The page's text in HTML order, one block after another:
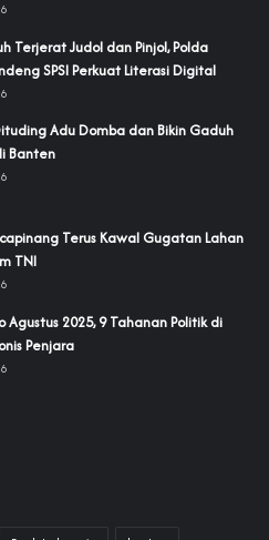
Terjerat Judol dan Pinjol, Polda
SPSI Perkuat Literasi Digital
Adu Domba dan Bikin Gaduh
Banten
Terus Kawal Gugatan Lahan
TNI‎‎
Agustus 2025, 9 Tahanan Politik di
Penjara